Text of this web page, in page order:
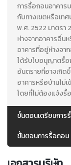
การรื้อถอนอาคาร
กับทางเขตหรือเ
พ.ศ. 2522 มาตรา
ห่างจากอาคารอื่น
อาคารที่อยู่ห่างจา
ได้รับใบอนุญาตรื้อ
อันตรายที่อาจเกิด
อาคารหรือบ้านไม่
โดยที่ไม่ต้องแจ้งรื้
ขั้นตอนเตรียมการ
ขั้นตอนการรื้อถอน